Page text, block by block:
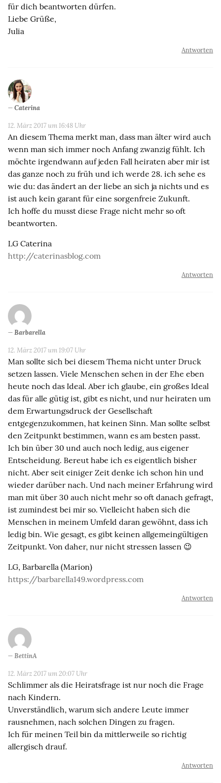
für dich beantworten dürfen.
Liebe Grüße,
Julia
Antworten
Caterina
12. März 2017 um 16:48 Uhr
An diesem Thema merkt man, dass man älter wird auch
wenn man sich immer noch Anfang zwanzig fühlt. Ich
möchte irgendwann auf jeden Fall heiraten aber mir ist
das ganze noch zu früh und ich werde 28. ich sehe es
wie du: das ändert an der liebe an sich ja nichts und es
ist auch kein garant für eine sorgenfreie Zukunft.
Ich hoffe du musst diese Frage nicht mehr so oft
beantworten.
LG Caterina
http://caterinasblog.com
Antworten
Barbarella
12. März 2017 um 19:07 Uhr
Man sollte sich bei diesem Thema nicht unter Druck
setzen lassen. Viele Menschen sehen in der Ehe eben
heute noch das Ideal. Aber ich glaube, ein großes Ideal
das für alle gütig ist, gibt es nicht, und nur heiraten um
dem Erwartungsdruck der Gesellschaft
entgegenzukommen, hat keinen Sinn. Man sollte selbst
den Zeitpunkt bestimmen, wann es am besten passt.
Ich bin über 30 und auch noch ledig, aus eigener
Entscheidung. Bereut habe ich es eigentlich bisher
nicht. Aber seit einiger Zeit denke ich schon hin und
wieder darüber nach. Und nach meiner Erfahrung wird
man mit über 30 auch nicht mehr so oft danach gefragt,
ist zumindest bei mir so. Vielleicht haben sich die
Menschen in meinem Umfeld daran gewöhnt, dass ich
ledig bin. Wie gesagt, es gibt keinen allgemeingültigen
Zeitpunkt. Von daher, nur nicht stressen lassen 😉
LG, Barbarella (Marion)
https://barbarella149.wordpress.com
Antworten
BettinA
12. März 2017 um 20:07 Uhr
Schlimmer als die Heiratsfrage ist nur noch die Frage
nach Kindern.
Unverständlich, warum sich andere Leute immer
rausnehmen, nach solchen Dingen zu fragen.
Ich für meinen Teil bin da mittlerweile so richtig
allergisch drauf.
Antworten